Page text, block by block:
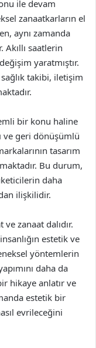
ile devam
zanaatkarların el
aynı zamanda
saatlerin
yaratmıştır.
takibi, iletişim
bir konu haline
ve geri dönüşümlü
tasarım
Bu durum,
daha
ilişkilidir.
zanaat dalıdır.
estetik ve
yöntemlerin
daha da
hikaye anlatır ve
estetik bir
evrileceğini